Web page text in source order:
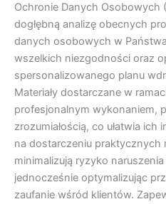
Ochronie Danych Osobowych
dogłębną analizę obecnych
danych osobowych w
wszelkich niezgodności oraz
spersonalizowanego planu
Materiały dostarczane w
profesjonalnym wykonaniem,
zrozumiałością, co ułatwia ich
na dostarczeniu praktycznych
minimalizują ryzyko
jednocześnie optymalizując
zaufanie wśród klientów.